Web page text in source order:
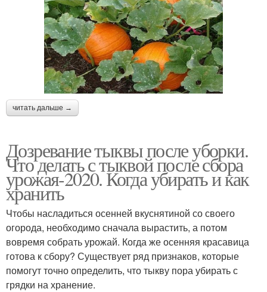
читать дальше →
Дозревание тыквы после уборки.
Что делать с тыквой после сбора
урожая-2020. Когда убирать и как
хранить
Чтобы насладиться осенней вкуснятиной со своего
огорода, необходимо сначала вырастить, а потом
вовремя собрать урожай. Когда же осенняя красавица
готова к сбору? Существует ряд признаков, которые
помогут точно определить, что тыкву пора убирать с
грядки на хранение.